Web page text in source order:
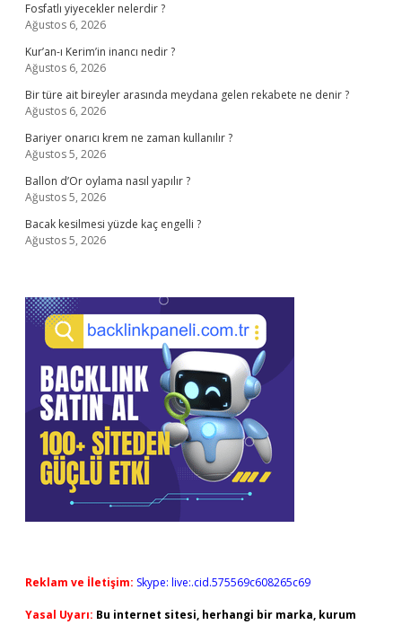
Fosfatlı yiyecekler nelerdir ?
Ağustos 6, 2026
Kur’an-ı Kerim’in inancı nedir ?
Ağustos 6, 2026
Bir türe ait bireyler arasında meydana gelen rekabete ne denir ?
Ağustos 6, 2026
Bariyer onarıcı krem ne zaman kullanılır ?
Ağustos 5, 2026
Ballon d’Or oylama nasıl yapılır ?
Ağustos 5, 2026
Bacak kesilmesi yüzde kaç engelli ?
Ağustos 5, 2026
Reklam ve İletişim: Skype: live:.cid.575569c608265c69
Yasal Uyarı: Bu internet sitesi, herhangi bir marka, kurum